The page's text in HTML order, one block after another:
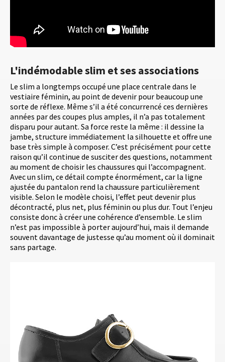
L'indémodable slim et ses associations
Le slim a longtemps occupé une place centrale dans le
vestiaire féminin, au point de devenir pour beaucoup une
sorte de réflexe. Même s’il a été concurrencé ces dernières
années par des coupes plus amples, il n’a pas totalement
disparu pour autant. Sa force reste la même : il dessine la
jambe, structure immédiatement la silhouette et offre une
base très simple à composer. C’est précisément pour cette
raison qu’il continue de susciter des questions, notamment
au moment de choisir les chaussures qui l’accompagnent.
Avec un slim, ce détail compte énormément, car la ligne
ajustée du pantalon rend la chaussure particulièrement
visible. Selon le modèle choisi, l’effet peut devenir plus
décontracté, plus net, plus féminin ou plus dur. Tout l’enjeu
consiste donc à créer une cohérence d’ensemble. Le slim
n’est pas impossible à porter aujourd’hui, mais il demande
souvent davantage de justesse qu’au moment où il dominait
sans partage.